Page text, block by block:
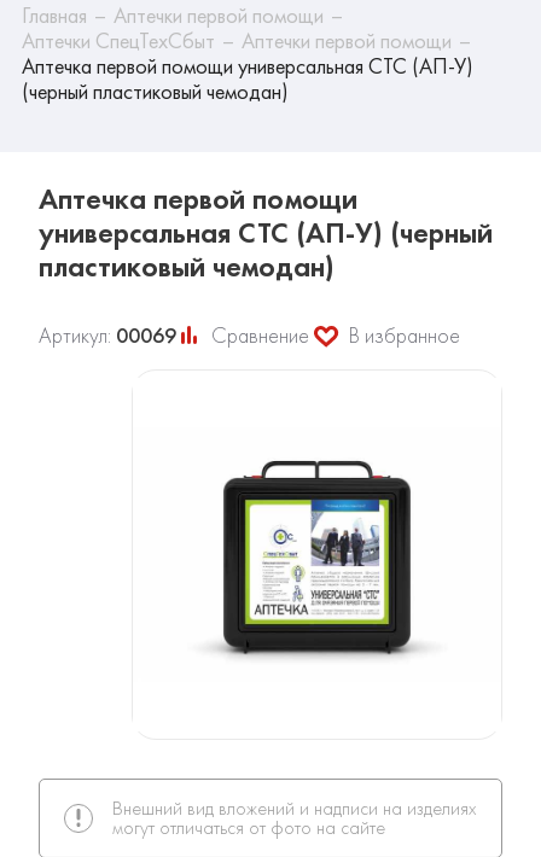
Главная
Аптечки первой помощи
Аптечки СпецТехСбыт
Аптечки первой помощи
Аптечка первой помощи универсальная СТС (АП-У)
(черный пластиковый чемодан)
Аптечка первой помощи
универсальная СТС (АП-У) (черный
пластиковый чемодан)
Артикул: 00069 Сравнение В избранное
Внешний вид вложений и надписи на изделиях
могут отличаться от фото на сайте